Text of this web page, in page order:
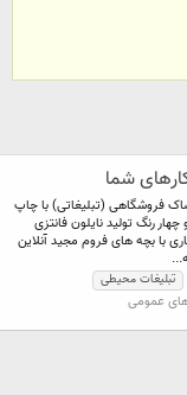
شما
فروشگاهی (تبلیغاتی) با چاپ
ساک های کاغذی با چاپ تک رنگ + 2 رنگ و چهار رنگ تولید نایلون فانتزی
با بچه های فروم مجید آنلاین
تبلیغات محیطی
عمومی